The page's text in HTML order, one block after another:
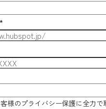
*
様のプライバシー保護に全力